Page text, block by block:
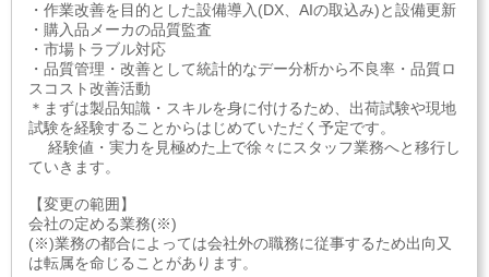
・作業改善を目的とした設備導入(DX、AIの取込み)と設備更新
・購入品メーカの品質監査
・市場トラブル対応
・品質管理・改善として統計的なデー分析から不良率・品質ロ
スコスト改善活動
＊まずは製品知識・スキルを身に付けるため、出荷試験や現地
試験を経験することからはじめていただく予定です。
経験値・実力を見極めた上で徐々にスタッフ業務へと移行し
ていきます。
【変更の範囲】
会社の定める業務(※)
(※)業務の都合によっては会社外の職務に従事するため出向又
は転属を命じることがあります。